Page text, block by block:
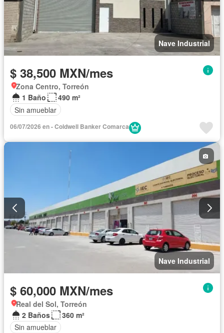
Nave Industrial
$ 38,500 MXN/mes
Zona Centro, Torreón
1 Baño
490 m²
Sin amueblar
06/07/2026 en - Coldwell Banker Comarca
Nave Industrial
$ 60,000 MXN/mes
Real del Sol, Torreón
2 Baños
360 m²
Sin amueblar